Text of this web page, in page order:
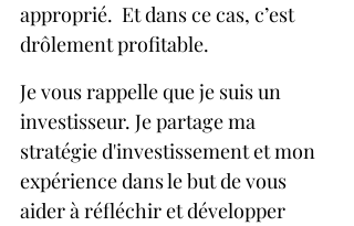
approprié.  Et dans ce cas, c’est
drôlement profitable.
Je vous rappelle que je suis un
investisseur. Je partage ma
stratégie d'investissement et mon
expérience dans le but de vous
aider à réfléchir et développer